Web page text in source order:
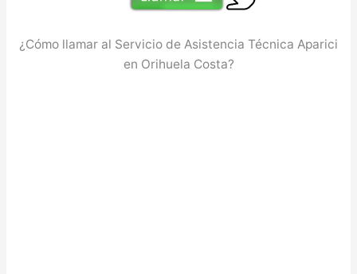
¿Cómo llamar al Servicio de Asistencia Técnica Aparici
en Orihuela Costa?